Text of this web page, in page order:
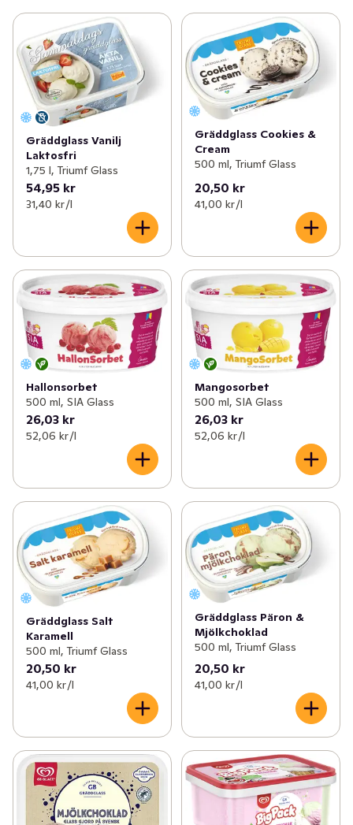
Gräddglass Vanilj
Laktosfri
1,75 l, Triumf Glass
54,95 kr
31,40 kr /l
Gräddglass Cookies &
Cream
500 ml, Triumf Glass
20,50 kr
41,00 kr /l
Hallonsorbet
500 ml, SIA Glass
26,03 kr
52,06 kr /l
Mangosorbet
500 ml, SIA Glass
26,03 kr
52,06 kr /l
Gräddglass Salt
Karamell
500 ml, Triumf Glass
20,50 kr
41,00 kr /l
Gräddglass Päron &
Mjölkchoklad
500 ml, Triumf Glass
20,50 kr
41,00 kr /l